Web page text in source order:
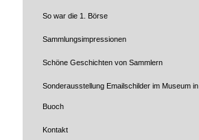
So war die 1. Börse
Sammlungsimpressionen
Schöne Geschichten von Sammlern
Sonderausstellung Emailschilder im Museum in
Buoch
Kontakt